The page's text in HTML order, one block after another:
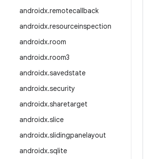
androidx.remotecallback
androidx.resourceinspection
androidx.room
androidx.room3
androidx.savedstate
androidx.security
androidx.sharetarget
androidx.slice
androidx.slidingpanelayout
androidx.sqlite